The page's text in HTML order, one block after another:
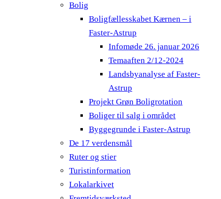
Bolig
Boligfællesskabet Kærnen – i
Faster-Astrup
Infomøde 26. januar 2026
Temaaften 2/12-2024
Landsbyanalyse af Faster-
Astrup
Projekt Grøn Boligrotation
Boliger til salg i området
Byggegrunde i Faster-Astrup
De 17 verdensmål
Ruter og stier
Turistinformation
Lokalarkivet